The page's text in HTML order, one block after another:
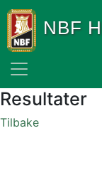
NBF
Resultater
Tilbake